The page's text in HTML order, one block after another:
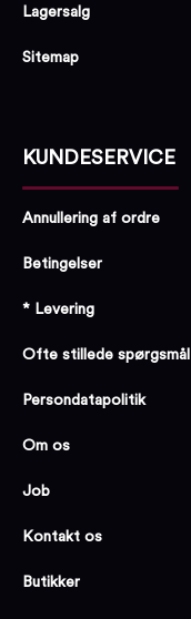
Lagersalg
Sitemap
KUNDESERVICE
Annullering af ordre
Betingelser
* Levering
Ofte stillede spørgsmål
Persondatapolitik
Om os
Job
Kontakt os
Butikker